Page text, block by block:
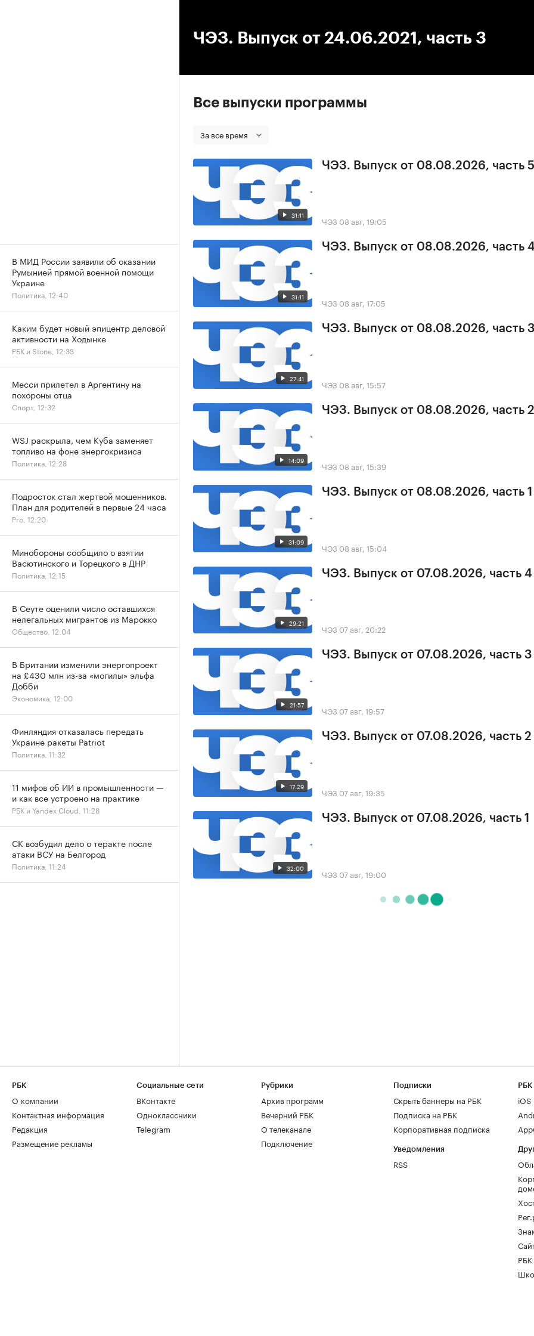
ЧЭЗ. Выпуск от 24.06.2021, часть 3
Все выпуски программы
За все время
31:11
ЧЭЗ. Выпуск от 08.08.2026, часть 5
ЧЭЗ 08 авг, 19:05
31:11
ЧЭЗ. Выпуск от 08.08.2026, часть
ЧЭЗ 08 авг, 17:05
27:41
ЧЭЗ. Выпуск от 08.08.2026, часть
ЧЭЗ 08 авг, 15:57
14:09
ЧЭЗ. Выпуск от 08.08.2026, часть 2
ЧЭЗ 08 авг, 15:39
31:09
ЧЭЗ. Выпуск от 08.08.2026, часть 1
ЧЭЗ 08 авг, 15:04
29:21
ЧЭЗ. Выпуск от 07.08.2026, часть 4
ЧЭЗ 07 авг, 20:22
21:57
ЧЭЗ. Выпуск от 07.08.2026, часть 3
ЧЭЗ 07 авг, 19:57
17:29
ЧЭЗ. Выпуск от 07.08.2026, часть 2
ЧЭЗ 07 авг, 19:35
32:00
ЧЭЗ. Выпуск от 07.08.2026, часть 1
ЧЭЗ 07 авг, 19:00
В МИД России заявили об оказании
Румынией прямой военной помощи
Украине
Политика, 12:40
Каким будет новый эпицентр деловой
активности на Ходынке
РБК и Stone, 12:33
Месси прилетел в Аргентину на
похороны отца
Спорт, 12:32
WSJ раскрыла, чем Куба заменяет
топливо на фоне энергокризиса
Политика, 12:28
Подросток стал жертвой мошенников.
План для родителей в первые 24 часа
Pro, 12:20
Минобороны сообщило о взятии
Васютинского и Торецкого в ДНР
Политика, 12:15
В Сеуте оценили число оставшихся
нелегальных мигрантов из Марокко
Общество, 12:04
В Британии изменили энергопроект
на £430 млн из-за «могилы» эльфа
Добби
Экономика, 12:00
Финляндия отказалась передать
Украине ракеты Patriot
Политика, 11:32
11 мифов об ИИ в промышленности —
и как все устроено на практике
РБК и Yandex Cloud, 11:28
СК возбудил дело о теракте после
атаки ВСУ на Белгород
Политика, 11:24
РБК
О компании
Контактная информация
Редакция
Размещение рекламы
Социальные сети
ВКонтакте
Одноклассники
Telegram
Рубрики
Архив программ
Вечерний РБК
О телеканале
Подключение
Подписки
Скрыть баннеры на РБК
Подписка на РБК
Корпоративная подписка
Уведомления
RSS
РБК
iOS